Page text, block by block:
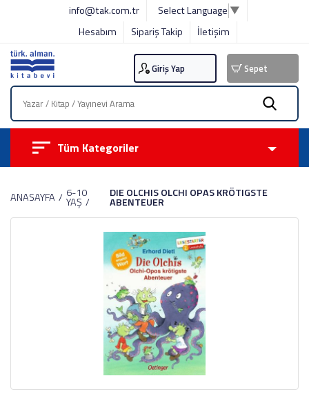
info@tak.com.tr Select Language ▼
Hesabım
Sipariş Takip İletişim
Giriş Yap Sepet
Tüm Kategoriler
ANASAYFA 6-10
YAŞ
DIE OLCHIS OLCHI OPAS KRÖTIGSTE
ABENTEUER